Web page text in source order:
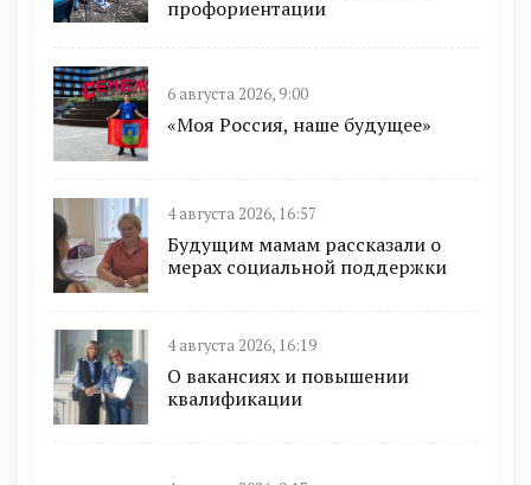
профориентации
6 августа 2026, 9:00
«Моя Россия, наше будущее»
4 августа 2026, 16:57
Будущим мамам рассказали о
мерах социальной поддержки
4 августа 2026, 16:19
О вакансиях и повышении
квалификации